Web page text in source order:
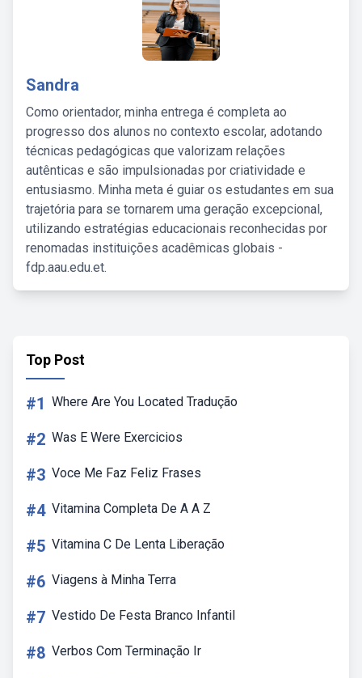
Sandra
Como orientador, minha entrega é completa ao
progresso dos alunos no contexto escolar, adotando
técnicas pedagógicas que valorizam relações
autênticas e são impulsionadas por criatividade e
entusiasmo. Minha meta é guiar os estudantes em sua
trajetória para se tornarem uma geração excepcional,
utilizando estratégias educacionais reconhecidas por
renomadas instituições acadêmicas globais -
fdp.aau.edu.et.
Top Post
#1 Where Are You Located Tradução
#2 Was E Were Exercicios
#3 Voce Me Faz Feliz Frases
#4 Vitamina Completa De A A Z
#5 Vitamina C De Lenta Liberação
#6 Viagens à Minha Terra
#7 Vestido De Festa Branco Infantil
#8 Verbos Com Terminação Ir